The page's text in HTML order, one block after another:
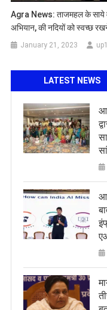
Agra News: ताजमहल के साये
अभियान, की नदियों को स्वच्छ
January 21, 2023
LATEST NEWS